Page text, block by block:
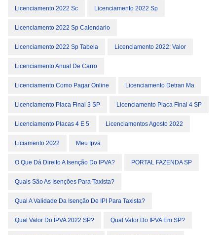
Licenciamento 2022 Sc Licenciamento 2022 Sp
Licenciamento 2022 Sp Calendario
Licenciamento 2022 Sp Tabela Licenciamento 2022: Valor
Licenciamento Anual De Carro
Licenciamento Como Pagar Online Licenciamento Detran Ma
Licenciamento Placa Final 3 SP Licenciamento Placa Final 4 SP
Licenciamento Placas 4 E 5 Licenciamentos Agosto 2022
Liciamento 2022 Meu Ipva
O Que Dá Direito A Isenção Do IPVA? PORTAL FAZENDA SP
Quais São As Isenções Para Taxista?
Qual A Validade Da Isenção De IPI Para Taxista?
Qual Valor Do IPVA 2022 SP? Qual Valor Do IPVA Em SP?